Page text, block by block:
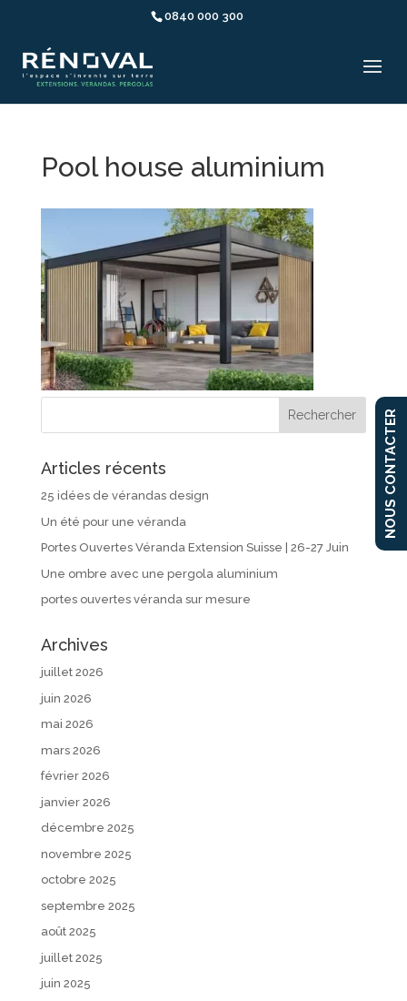
0840 000 300
Pool house aluminium
Articles récents
25 idées de vérandas design
Un été pour une véranda
Portes Ouvertes Véranda Extension Suisse | 26-27 Juin
Une ombre avec une pergola aluminium
portes ouvertes véranda sur mesure
Archives
juillet 2026
juin 2026
mai 2026
mars 2026
février 2026
janvier 2026
décembre 2025
novembre 2025
octobre 2025
septembre 2025
août 2025
juillet 2025
juin 2025
NOUS CONTACTER